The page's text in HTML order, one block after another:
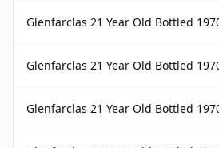
Glenfarclas 21 Year Old Bottled
Glenfarclas 21 Year Old Bottled
Glenfarclas 21 Year Old Bottled